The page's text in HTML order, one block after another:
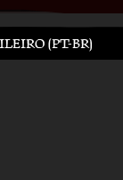
(PT-BR)